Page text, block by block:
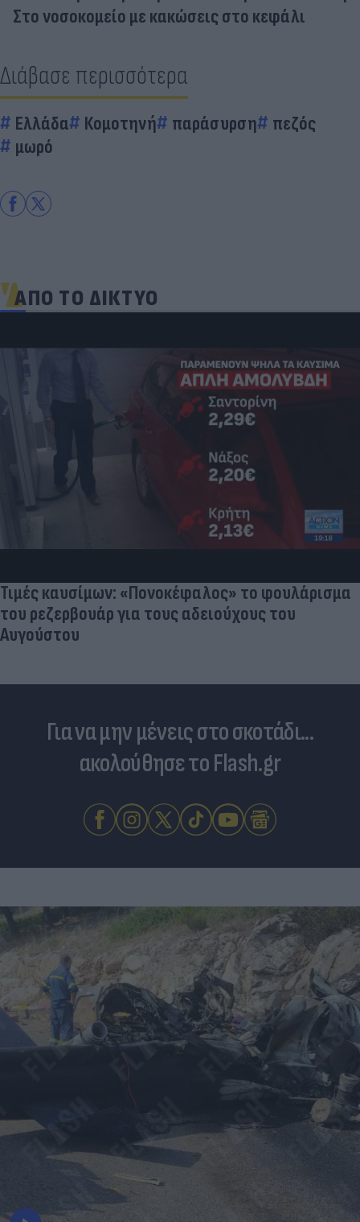
Στο νοσοκομείο με κακώσεις στο κεφάλι
Διάβασε περισσότερα
Ελλάδα Κομοτηνή παράσυρση
πεζός
μωρό
ΑΠΟ ΤΟ ΔΙΚΤΥΟ
Τουρκία: Μετά το... φρένο για τα F-35 έρχονται
στο επίκεντρο τα Eurofighter
Για να μην μένεις στο σκοτάδι...
ακολούθησε το Flash.gr